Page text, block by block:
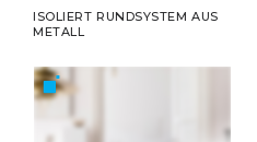
ISOLIERT RUNDSYSTEM AUS
METALL